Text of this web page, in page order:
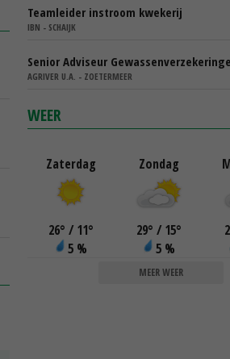
Teamleider instroom kwekerij
IBN - SCHAIJK
Senior Adviseur
AGRIVER U.A. - ZOETERMEER
WEER
Zaterdag
26° / 11°
5 %
Zondag
29° / 15°
5 %
MEER WEER